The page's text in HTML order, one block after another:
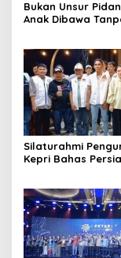
Bukan Unsur
Anak Dibawa
Silaturahmi
Kepri Bahas